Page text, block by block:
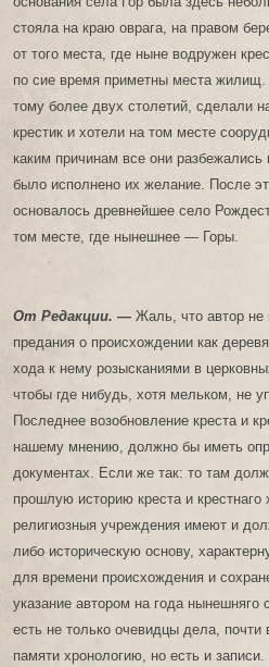
стояла на краю оврага, на правом
от того места, где ныне водружен
по сие время приметны места
тому более двух столетий, сделали
крестик и хотели на том месте
каким причинам все они
было исполнено их желание. После
основалось древнейшее село
том месте, где нынешнее — Горы.
От Редакции. — Жаль, что автор не
предания о происхождении как
хода к нему розысканиями в
чтобы где нибудь, хотя мельком, не
Последнее возобновление креста и
нашему мнению, должно бы иметь
документах. Если же так: то там
прошлую историю креста и
религиозныя учреждения имеют и
либо историческую основу,
для времени происхождения и
указание автором на года нынешняго
есть не только очевидцы дела,
памяти хронологию, но есть и